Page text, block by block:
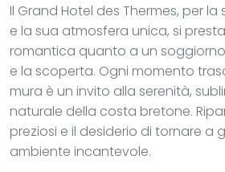
Il Grand Hotel des Thermes, per
e la sua atmosfera unica, si
romantica quanto a un
e la scoperta. Ogni momento
mura è un invito alla serenità,
naturale della costa bretone.
preziosi e il desiderio di tornare a
ambiente incantevole.